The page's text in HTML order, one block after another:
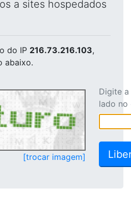
a sites hospedados
do IP 216.73.216.103,
abaixo.
[trocar imagem]
Digite
lado no